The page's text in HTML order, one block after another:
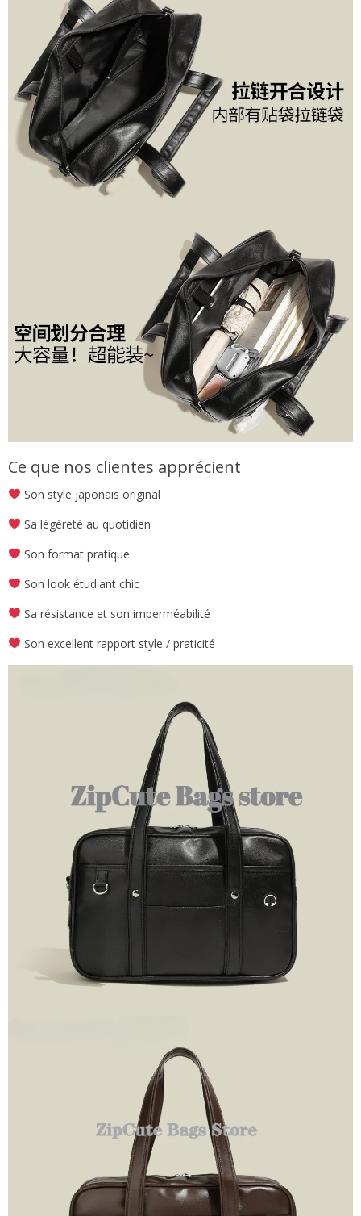
Ce que nos clientes apprécient
Son style japonais original
Sa légèreté au quotidien
Son format pratique
Son look étudiant chic
Sa résistance et son imperméabilité
Son excellent rapport style / praticité